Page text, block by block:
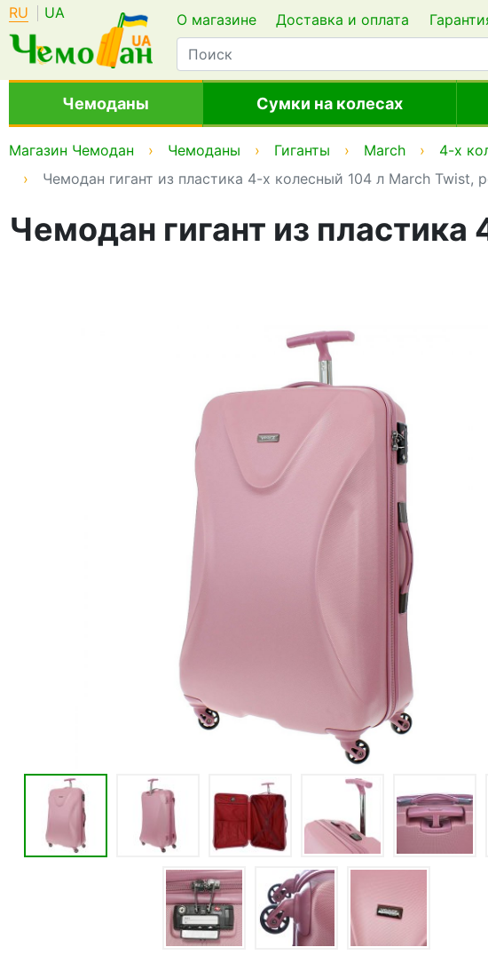
RU UA О магазине Доставка и оплата
Чемоданы Сумки на колесах
Магазин Чемодан Чемоданы Гиганты March 4-х
Чемодан гигант из пластика 4-х колесный 104 л March Twist,
Чемодан гигант из